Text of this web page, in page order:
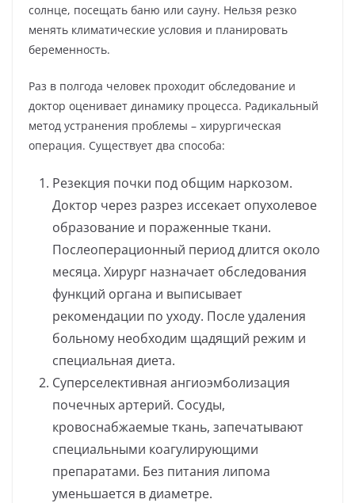
солнце, посещать баню или сауну. Нельзя резко
менять климатические условия и планировать
беременность.
Раз в полгода человек проходит обследование и
доктор оценивает динамику процесса. Радикальный
метод устранения проблемы – хирургическая
операция. Существует два способа:
Резекция почки под общим наркозом.
Доктор через разрез иссекает опухолевое
образование и пораженные ткани.
Послеоперационный период длится около
месяца. Хирург назначает обследования
функций органа и выписывает
рекомендации по уходу. После удаления
больному необходим щадящий режим и
специальная диета.
Суперселективная ангиоэмболизация
почечных артерий. Сосуды,
кровоснабжаемые ткань, запечатывают
специальными коагулирующими
препаратами. Без питания липома
уменьшается в диаметре.